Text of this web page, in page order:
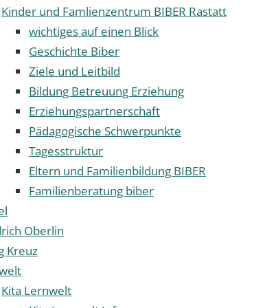
Kinder und Famlienzentrum BIBER Rastatt
wichtiges auf einen Blick
Geschichte Biber
Ziele und Leitbild
Bildung Betreuung Erziehung
Erziehungspartnerschaft
Pädagogische Schwerpunkte
Tagesstruktur
Eltern und Familienbildung BIBER
Familienberatung biber
Oberlin
Kreuz
Kita Lernwelt